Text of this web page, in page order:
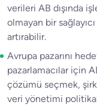
verileri AB dışında
olmayan bir
artırabilir.
Avrupa pazarını
pazarlamacılar için
çözümü seçmek,
veri yönetimi